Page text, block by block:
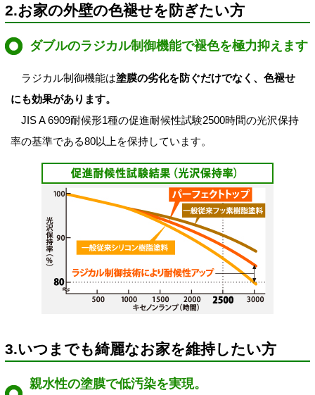
2.お家の外壁の色褪せを防ぎたい方
ダブルのラジカル制御機能で褪色を極力抑えます
ラジカル制御機能は塗膜の劣化を防ぐだけでなく、色褪せ
にも効果があります。
JIS A 6909耐候形1種の促進耐候性試験2500時間の光沢保持
率の基準である80以上を保持しています。
3.いつまでも綺麗なお家を維持したい方
親水性の塗膜で低汚染を実現。